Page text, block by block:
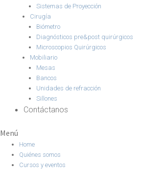
Sistemas de Proyección
Cirugía
Biómetro
Diagnósticos pre&post quirúrgicos
Microscopios Quirúrgicos
Mobiliario
Mesas
Bancos
Unidades de refracción
Sillones
Contáctanos
Menú
Home
Quiénes somos
Cursos y eventos